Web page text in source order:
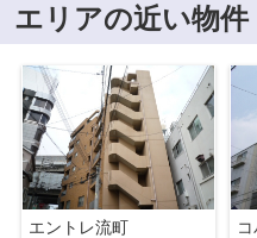
エリアの近い物件
エントレ流町